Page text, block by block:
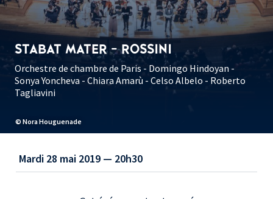
© Nora Houguenade
STABAT MATER - ROSSINI
Orchestre de chambre de Paris - Domingo Hindoyan -
Sonya Yoncheva - Chiara Amarù - Celso Albelo - Roberto
Tagliavini
Mardi 28 mai 2019 — 20h30